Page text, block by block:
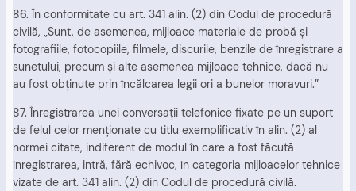
86. În conformitate cu art. 341 alin. (2) din Codul de procedură
civilă, „Sunt, de asemenea, mijloace materiale de probă şi
fotografiile, fotocopiile, filmele, discurile, benzile de înregistrare a
sunetului, precum şi alte asemenea mijloace tehnice, dacă nu
au fost obţinute prin încălcarea legii ori a bunelor moravuri.”
87. Înregistrarea unei conversaţii telefonice fixate pe un suport
de felul celor menţionate cu titlu exemplificativ în alin. (2) al
normei citate, indiferent de modul în care a fost făcută
înregistrarea, intră, fără echivoc, în categoria mijloacelor tehnice
vizate de art. 341 alin. (2) din Codul de procedură civilă.